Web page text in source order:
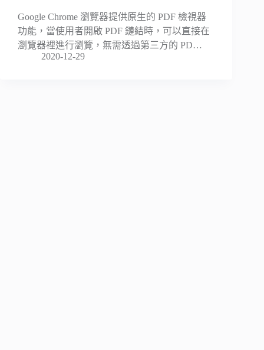
Google Chrome 瀏覽器提供原生的 PDF 檢視器
功能，當使用者開啟 PDF 鏈結時，可以直接在
瀏覽器裡進行瀏覽，無需透過第三方的 PD…
2020-12-29